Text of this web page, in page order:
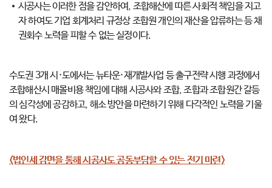
시공사는 이러한 점을 감안하여, 조합해산에 따른 사회적 책임을 지고
자 하여도 기업 회계처리 규정상 조합원 개인의 재산을 압류하는 등 채
권회수 노력을 피할 수 없는 실정이다.
수도권 3개 시·도에서는 뉴타운·재개발사업 등 출구전략 시행 과정에서
조합해산시 매몰비용 책임에 대해 시공사와 조합, 조합과 조합원간 갈등
의 심각성에 공감하고, 해소 방안을 마련하기 위해 다각적인 노력을 기울
여 왔다.
<법인세 감면을 통해 시공사도 공동부담할 수 있는 전기 마련>